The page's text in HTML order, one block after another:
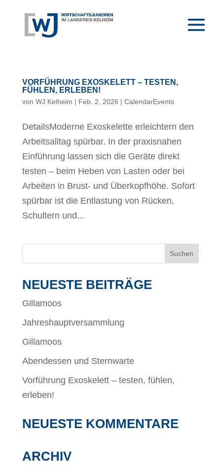
VORFÜHRUNG EXOSKELETT – TESTEN,
FÜHLEN, ERLEBEN!
von WJ Kelheim | Feb. 2, 2026 | CalendarEvents
DetailsModerne Exoskelette erleichtern den
Arbeitsalltag spürbar. In der praxisnahen
Einführung lassen sich die Geräte direkt
testen – beim Heben von Lasten oder bei
Arbeiten in Brust- und Überkopfhöhe. Sofort
spürbar ist die Entlastung von Rücken,
Schultern und...
NEUESTE BEITRÄGE
Gillamoos
Jahreshauptversammlung
Gillamoos
Abendessen und Sternwarte
Vorführung Exoskelett – testen, fühlen,
erleben!
NEUESTE KOMMENTARE
ARCHIV